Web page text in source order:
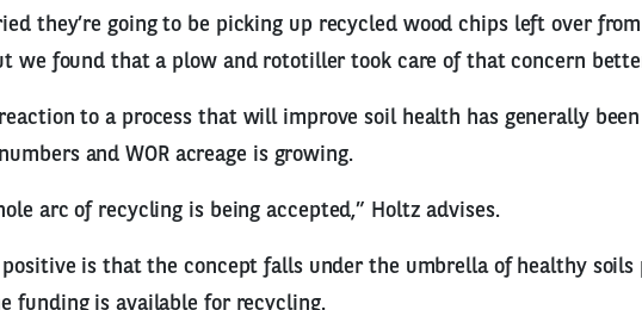
they’re going to be picking up recycled wood chips left over
we found that a plow and rototiller took care of that concern
to a process that will improve soil health has generally
and WOR acreage is growing.
arc of recycling is being accepted,” Holtz advises.
is that the concept falls under the umbrella of healthy soils
funding is available for recycling.